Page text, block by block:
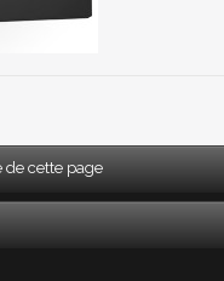
de cette page